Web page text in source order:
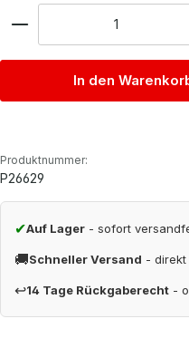
In den
Produktnummer:
P26629
✔Auf Lager - sofort
🚚Schneller Versand - direkt
↩14 Tage Rückgaberecht -